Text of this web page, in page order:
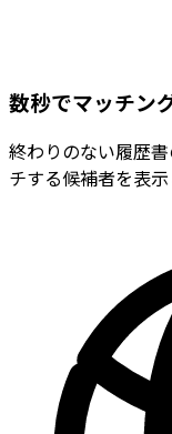
数秒でマッチン
終わりのない履歴
チする候補者を表示